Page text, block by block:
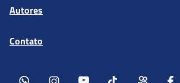
Autores
Contato